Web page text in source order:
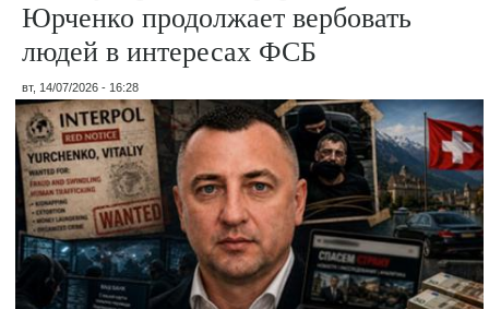
Юрченко продолжает вербовать
людей в интересах ФСБ
вт, 14/07/2026 - 16:28